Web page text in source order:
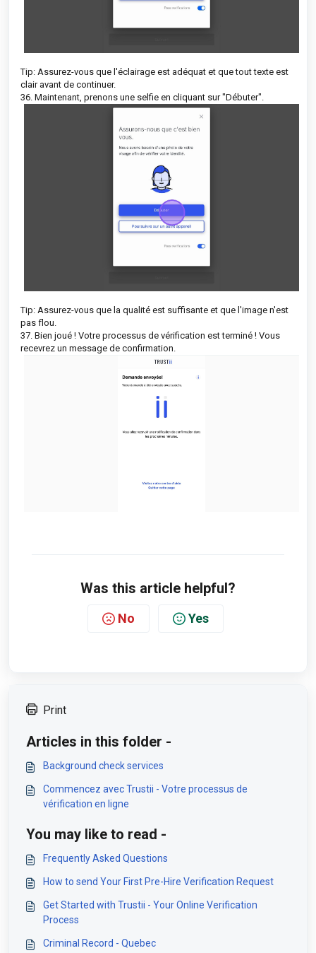
Tip: Assurez-vous que l'éclairage est adéquat et que tout texte est
clair avant de continuer.
36. Maintenant, prenons une selfie en cliquant sur "Débuter".
Tip: Assurez-vous que la qualité est suffisante et que l'image n'est
pas flou.
37. Bien joué ! Votre processus de vérification est terminé ! Vous
recevrez un message de confirmation.
Was this article helpful?
No Yes
Print
Articles in this folder -
Background check services
Commencez avec Trustii - Votre processus de
vérification en ligne
You may like to read -
Frequently Asked Questions
How to send Your First Pre-Hire Verification Request
Get Started with Trustii - Your Online Verification
Process
Criminal Record - Quebec